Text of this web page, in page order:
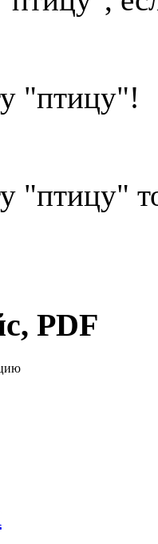
"птицу"!
"птицу"
PDF